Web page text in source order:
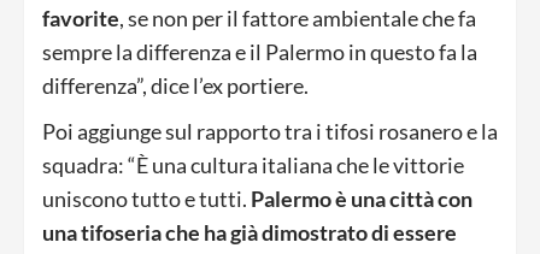
favorite, se non per il fattore ambientale che fa
sempre la differenza e il Palermo in questo fa la
differenza”, dice l’ex portiere.
Poi aggiunge sul rapporto tra i tifosi rosanero e la
squadra: “È una cultura italiana che le vittorie
uniscono tutto e tutti. Palermo è una città con
una tifoseria che ha già dimostrato di essere